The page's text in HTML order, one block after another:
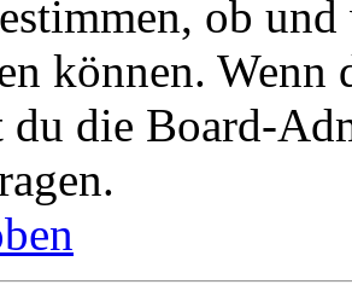
ob
können. Wenn
du die Board-